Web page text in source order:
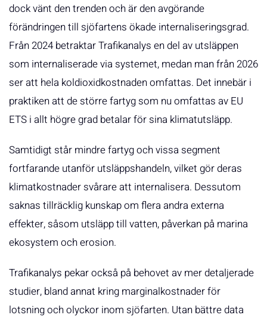
dock vänt den trenden och är den avgörande
förändringen till sjöfartens ökade internaliseringsgrad.
Från 2024 betraktar Trafikanalys en del av utsläppen
som internaliserade via systemet, medan man från 2026
ser att hela koldioxidkostnaden omfattas. Det innebär i
praktiken att de större fartyg som nu omfattas av EU
ETS i allt högre grad betalar för sina klimatutsläpp.
Samtidigt står mindre fartyg och vissa segment
fortfarande utanför utsläppshandeln, vilket gör deras
klimatkostnader svårare att internalisera. Dessutom
saknas tillräcklig kunskap om flera andra externa
effekter, såsom utsläpp till vatten, påverkan på marina
ekosystem och erosion.
Trafikanalys pekar också på behovet av mer detaljerade
studier, bland annat kring marginalkostnader för
lotsning och olyckor inom sjöfarten. Utan bättre data